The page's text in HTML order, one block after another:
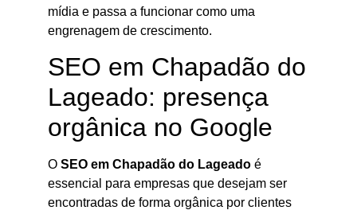
mídia e passa a funcionar como uma
engrenagem de crescimento.
SEO em Chapadão do
Lageado: presença
orgânica no Google
O SEO em Chapadão do Lageado é
essencial para empresas que desejam ser
encontradas de forma orgânica por clientes